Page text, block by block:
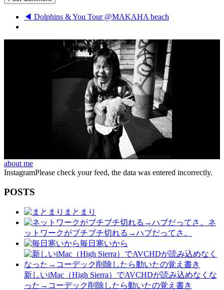
◀ Dolphins & You Tour @MAKAHA beach
about me
InstagramPlease check your feed, the data was entered incorrectly.
POSTS
まとまり
ネ
ットワークがブチブチ切れる→ハブだってさ。
毎日寒いから
新しいiMac（High Sierra）でAVCHDが読み込めなくな
った→コーデック削除したら動いたの覚え書き